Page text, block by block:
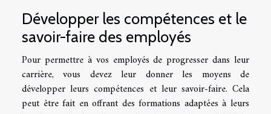
Développer les compétences et le
savoir-faire des employés
Pour permettre à vos employés de progresser dans leur
carrière, vous devez leur donner les moyens de
développer leurs compétences et leur savoir-faire. Cela
peut être fait en offrant des formations adaptées à leurs